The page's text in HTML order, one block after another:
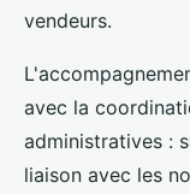
vendeurs.
avec la
administratives :
liaison avec les